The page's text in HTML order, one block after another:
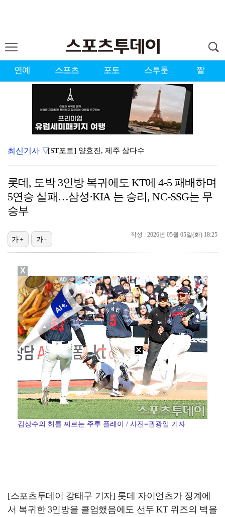
연예 스포츠 포토 스투툰 짤
[ST포토] 양효진, 제주 삼다수
[ST포토] 스트레이 키즈 현진, '스테이바라기'
[ST포토] 스트레이 키즈 창빈, '수트 입고 멋있게'
[ST포토] 스트레이 키즈 현진, '말라도 너무 말랐어…
[ST포토] 스트레이 키즈 현진, '스테이 안녕~'
[ST포토] 스트레이 키즈 창빈, '알고보면 애교쟁이'
최신기사 ▽
롯데, 도박 3인방 복귀에도 KT에 4-5 패배하며
5연승 실패…삼성·KIA 는 승리, NC-SSG는 무
승부
작성 : 2026년 05월 05일(화) 18:25
가+ 가-
김상수의 허를 찌르는 주루 플레이 / 사진=권광일 기자
[스포츠투데이 강태구 기자] 롯데 자이언츠가 징계에
서 복귀한 3인방을 콜업했음에도 선두 KT 위즈의 벽을
X